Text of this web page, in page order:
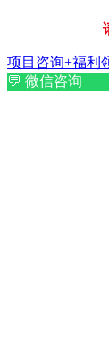
项目咨询+福利
💬 微信咨询